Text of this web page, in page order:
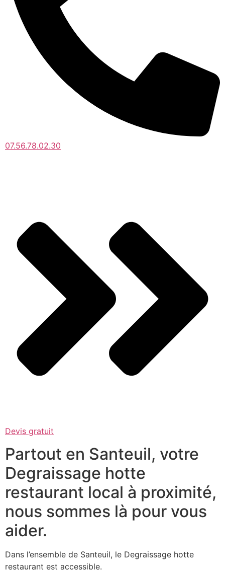
07.56.78.02.30
Devis gratuit
Partout en Santeuil, votre
Degraissage hotte
restaurant local à proximité,
nous sommes là pour vous
aider.
Dans l’ensemble de Santeuil, le Degraissage hotte
restaurant est accessible.